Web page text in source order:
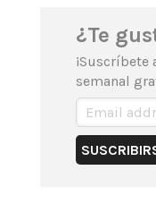
¿Te
semanal